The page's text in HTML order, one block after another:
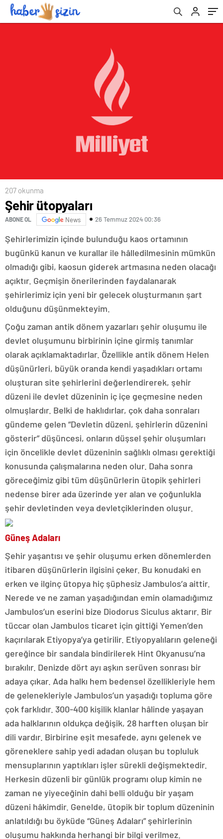
207 okunma
Şehir ütopyaları
ABONE OL News 26 Temmuz 2024 00:36
Şehirlerimizin içinde bulunduğu kaos ortamının
bugünkü kanun ve kurallar ile hâlledilmesinin mümkün
olmadığı gibi, kaosun giderek artmasına neden olacağı
açıktır. Geçmişin önerilerinden faydalanarak
şehirlerimiz için yeni bir gelecek oluşturmanın şart
olduğunu düşünmekteyim.
Çoğu zaman antik dönem yazarları şehir oluşumu ile
devlet oluşumunu birbirinin içine girmiş tanımlar
olarak açıklamaktadırlar. Özellikle antik dönem Helen
düşünürleri, büyük oranda kendi yaşadıkları ortamı
oluşturan site şehirlerini değerlendirerek, şehir
düzeni ile devlet düzeninin iç içe geçmesine neden
olmuşlardır. Belki de haklıdırlar, çok daha sonraları
gündeme gelen “Devletin düzeni, şehirlerin düzenini
gösterir” düşüncesi, onların düşsel şehir oluşumları
için öncelikle devlet düzeninin sağlıklı olması gerektiği
konusunda çalışmalarına neden olur. Daha sonra
göreceğimiz gibi tüm düşünürlerin ütopik şehirleri
nedense birer ada üzerinde yer alan ve çoğunlukla
şehir devletinden veya devletçiklerinden oluşur.
Güneş Adaları
Şehir yaşantısı ve şehir oluşumu erken dönemlerden
itibaren düşünürlerin ilgisini çeker. Bu konudaki en
erken ve ilginç ütopya hiç şüphesiz Jambulos’a aittir.
Nerede ve ne zaman yaşadığından emin olamadığımız
Jambulos’un eserini bize Diodorus Siculus aktarır. Bir
tüccar olan Jambulos ticaret için gittiği Yemen’den
kaçırılarak Etiyopya’ya getirilir. Etiyopyalıların geleneği
gereğince bir sandala bindirilerek Hint Okyanusu’na
bırakılır. Denizde dört ayı aşkın serüven sonrası bir
adaya çıkar. Ada halkı hem bedensel özellikleriyle hem
de gelenekleriyle Jambulos’un yaşadığı topluma göre
çok farklıdır. 300-400 kişilik klanlar hâlinde yaşayan
ada halklarının oldukça değişik, 28 harften oluşan bir
dili vardır. Birbirine eşit mesafede, aynı gelenek ve
göreneklere sahip yedi adadan oluşan bu topluluk
mensuplarının yaptıkları işler sürekli değişmektedir.
Herkesin düzenli bir günlük programı olup kimin ne
zaman ne yiyeceğinin dahi belli olduğu bir yaşam
düzeni hâkimdir. Genelde, ütopik bir toplum düzeninin
anlatıldığı bu öyküde “Güneş Adaları” şehirlerinin
oluşumu hakkında herhangi bir bilgi verilmez.